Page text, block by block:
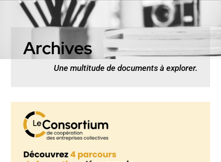
Archives
Une multitude de documents à explorer.